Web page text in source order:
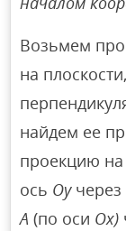
Возьмем
на
найдем ее
проекцию на
ось Оучерез
А (по оси Ох)